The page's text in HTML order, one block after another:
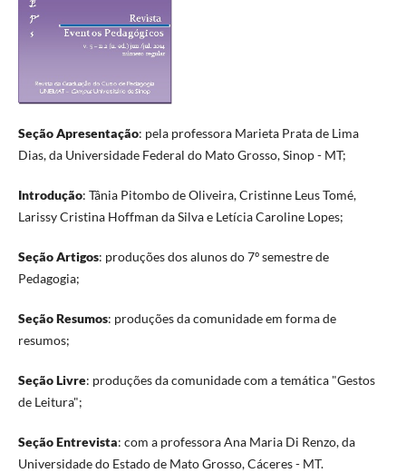
Seção Apresentação: pela professora Marieta Prata de Lima
Dias, da Universidade Federal do Mato Grosso, Sinop - MT;
Introdução: Tânia Pitombo de Oliveira, Cristinne Leus Tomé,
Larissy Cristina Hoffman da Silva e Letícia Caroline Lopes;
Seção Artigos: produções dos alunos do 7º semestre de
Pedagogia;
Seção Resumos: produções da comunidade em forma de
resumos;
Seção Livre: produções da comunidade com a temática "Gestos
de Leitura";
Seção Entrevista: com a professora Ana Maria Di Renzo, da
Universidade do Estado de Mato Grosso, Cáceres - MT.